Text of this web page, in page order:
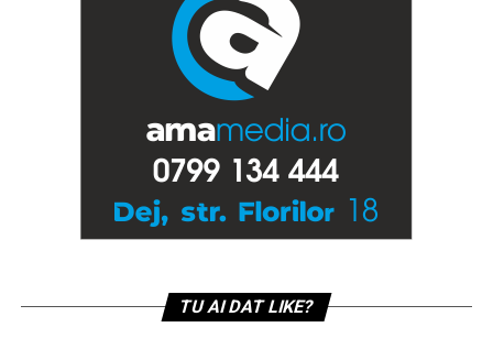
TU AI DAT LIKE?